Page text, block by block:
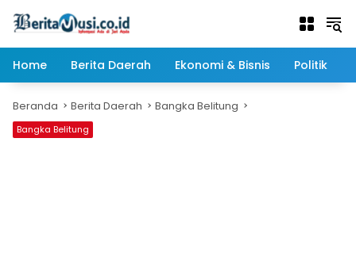
Home
Berita Daerah Ekonomi & Bisnis Politik
Beranda Berita Daerah Bangka Belitung
Bangka Belitung